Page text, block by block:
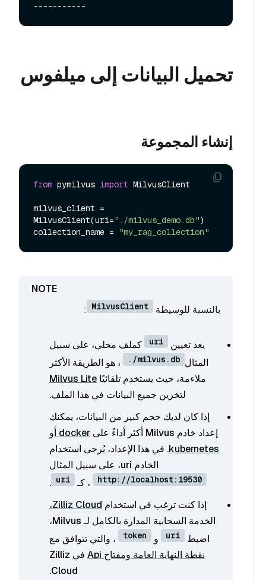
تحميل البيانات إلى ميلفوس
إنشاء المجموعة
from pymilvus import MilvusClient
milvus_client =
MilvusClient(uri="./milvus_demo.db")
collection_name =
"my_rag_collection"
بالنسبة للوسيطة MilvusClient
:
يعد تعيين uri
كملف محلي، على سبيل
المثال ./milvus.db
، هو الطريقة الأكثر
ملاءمة، حيث يستخدم تلقائيًا Milvus Lite
لتخزين جميع البيانات في هذا الملف.
إذا كان لديك حجم كبير من البيانات، يمكنك
إعداد خادم Milvus أكثر أداءً على
docker أو
kubernetes. في هذا الإعداد، يُرجى استخدام
الخادم uri، على سبيل المثال
http://localhost:19530 ، كـ uri
.
إذا كنت ترغب في استخدام Zilliz Cloud،
الخدمة السحابية المدارة بالكامل لـ Milvus،
اضبط
uri و token
، والتي تتوافق مع
نقطة النهاية العامة ومفتاح Api
في Zilliz
Cloud.